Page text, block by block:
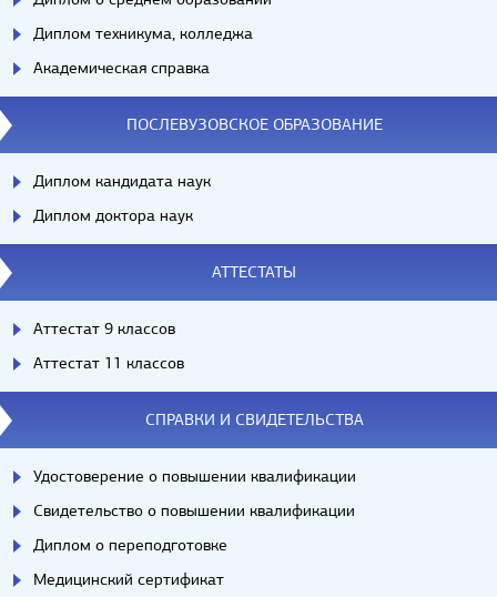
Диплом техникума, колледжа
Академическая справка
ПОСЛЕВУЗОВСКОЕ ОБРАЗОВАНИЕ
Диплом кандидата наук
Диплом доктора наук
АТТЕСТАТЫ
Аттестат 9 классов
Аттестат 11 классов
СПРАВКИ И СВИДЕТЕЛЬСТВА
Удостоверение о повышении квалификации
Свидетельство о повышении квалификации
Диплом о переподготовке
Медицинский сертификат